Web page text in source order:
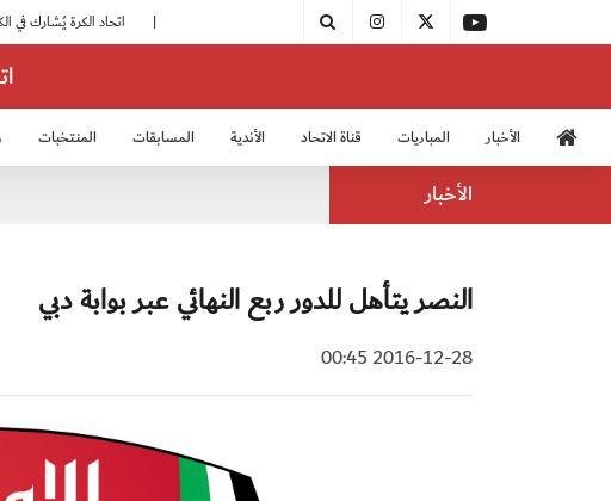
|
الأخبار المباريات قناة الاتحاد الأندية المسابقات المنتخبات
الأخبار
النصر يتأهل للدور ربع النهائي عبر بوابة دبي
2016-12-28 00:45